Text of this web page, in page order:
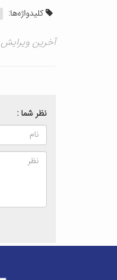
کلیدواژه‌ها:
آخرین ویرایش ۱۰ بهمن ۱۴۰۲
نظر شما :